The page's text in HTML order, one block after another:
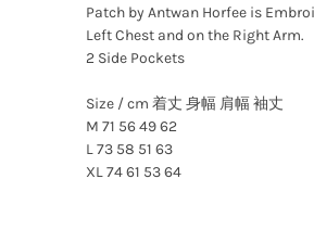
Patch by Antwan Horfee is
Left Chest and on the Right Arm.
2 Side Pockets
Size / cm 着丈 身幅 肩幅 袖丈
M 71 56 49 62
L 73 58 51 63
XL 74 61 53 64